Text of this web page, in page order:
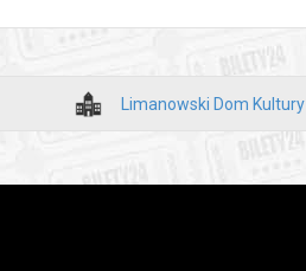
Limanowski Dom Kultury